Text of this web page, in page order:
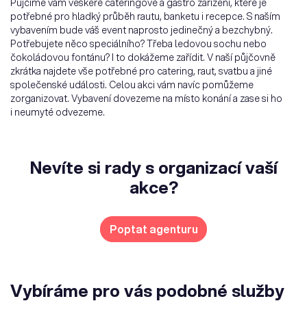
Půjčíme vám veškeré cateringové a gastro zařízení, které je
potřebné pro hladký průběh rautu, banketu i recepce. S naším
vybavením bude váš event naprosto jedinečný a bezchybný.
Potřebujete něco speciálního? Třeba ledovou sochu nebo
čokoládovou fontánu? I to dokážeme zařídit. V naší půjčovně
zkrátka najdete vše potřebné pro catering, raut, svatbu a jiné
společenské události. Celou akci vám navíc pomůžeme
zorganizovat. Vybavení dovezeme na místo konání a zase si ho
i neumyté odvezeme.
Nevíte si rady s organizací vaší
akce?
Poptat agenturu
Vybíráme pro vás podobné služby